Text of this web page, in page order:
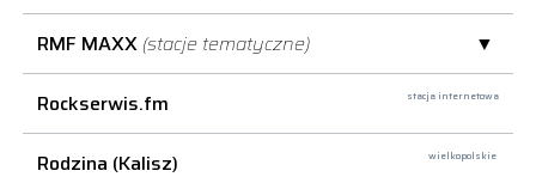
RMF MAXX (stacje tematyczne)
Rockserwis.fm
stacja internetowa
Rodzina (Kalisz) wielkopolskie